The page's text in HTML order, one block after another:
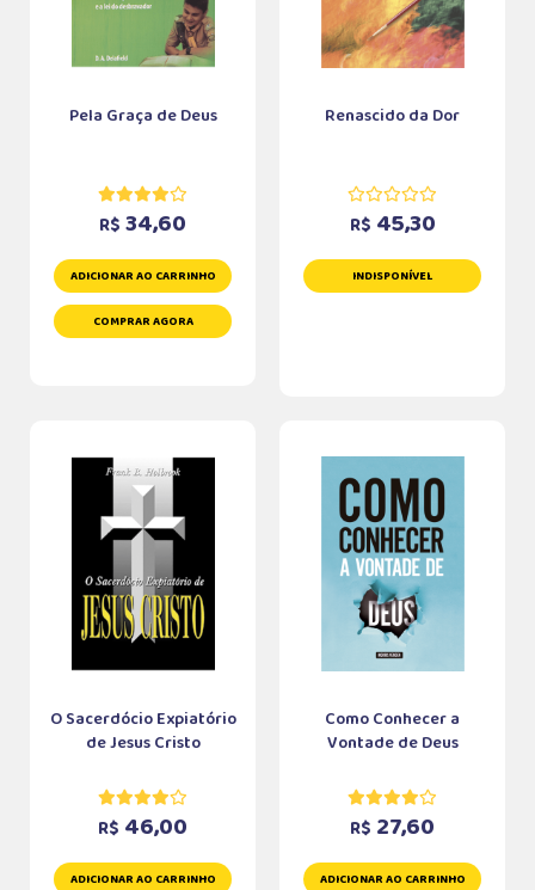
Pela Graça de Deus
R$ 34,60
ADICIONAR AO CARRINHO
COMPRAR AGORA
Renascido da Dor
R$ 45,30
INDISPONÍVEL
O Sacerdócio Expiatório
de Jesus Cristo
R$ 46,00
ADICIONAR AO CARRINHO
Como Conhecer a
Vontade de Deus
R$ 27,60
ADICIONAR AO CARRINHO